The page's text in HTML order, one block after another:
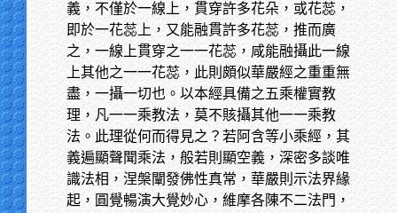
義，不僅於一線上，貫穿許多花朵，或花蕊，
即於一花蕊上，又能融貫許多花蕊，推而廣
之，一線上貫穿之一一花蕊，咸能融攝此一線
上其他之一一花蕊，此則頗似華嚴經之重重無
盡，一攝一切也。以本經具備之五乘權實教
理，凡一一乘教法，莫不賅攝其他一一乘教
法。此理從何而得見之？若阿含等小乘經，其
義遍顯聲聞乘法，般若則顯空義，深密多談唯
識法相，涅槃闡發佛性真常，華嚴則示法界緣
起，圓覺暢演大覺妙心，維摩各陳不二法門，